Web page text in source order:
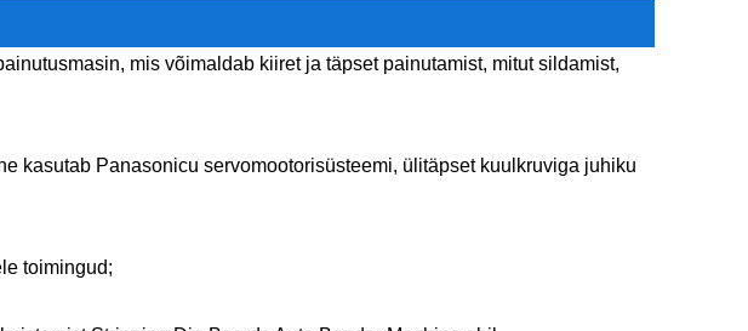
mis võimaldab kiiret ja täpset painutamist, mitut sildamist,
kasutab Panasonicu servomootorisüsteemi, ülitäpset kuulkruviga juhiku
toimingud;